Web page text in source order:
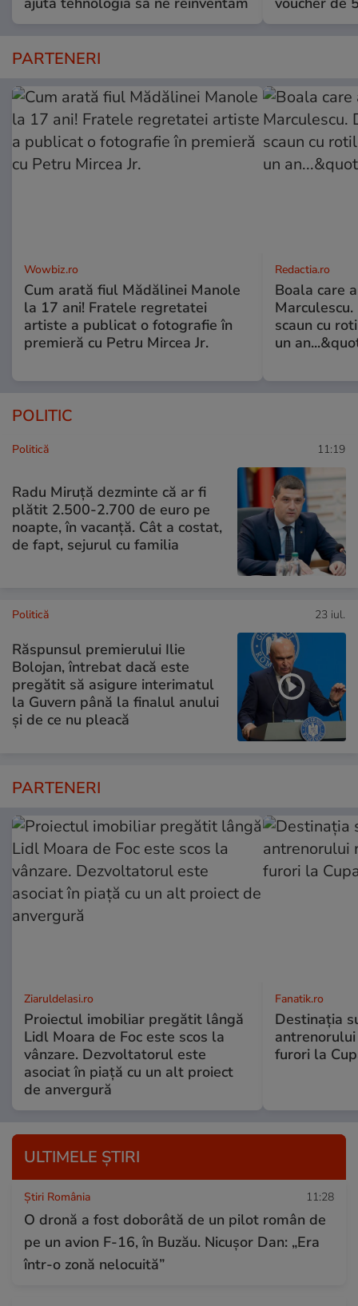
PARTENERI
Wowbiz.ro
Cum arată fiul Mădălinei Manole
la 17 ani! Fratele regretatei
artiste a publicat o fotografie în
premieră cu Petru Mircea Jr.
Redactia.ro
Boala care
scaun cu
un
POLITIC
Politică 11:19
Radu Miruţă dezminte că ar fi
plătit 2.500-2.700 de euro pe
noapte, în vacanță. Cât a costat,
de fapt, sejurul cu familia
Politică 23 iul.
Răspunsul premierului Ilie
Bolojan, întrebat dacă este
pregătit să asigure interimatul
la Guvern până la finalul anului
și de ce nu pleacă
PARTENERI
ZiaruldeIasi.ro
Proiectul imobiliar pregătit lângă
Lidl Moara de Foc este scos la
vânzare. Dezvoltatorul este
asociat în piață cu un alt proiect
de anvergură
Fanatik.ro
Destinația
furori la
ULTIMELE ȘTIRI
Știri România 11:28
O dronă a fost doborâtă de un pilot român de
pe un avion F-16, în Buzău. Nicușor Dan: „Era
într-o zonă nelocuită”